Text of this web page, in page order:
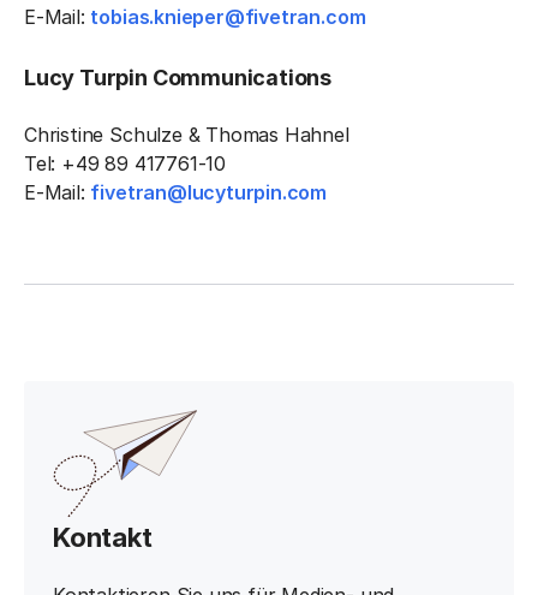
E-Mail: tobias.knieper@fivetran.com
Lucy Turpin Communications
Christine Schulze & Thomas Hahnel
Tel: +49 89 417761-10
E-Mail: fivetran@lucyturpin.com
Kontakt